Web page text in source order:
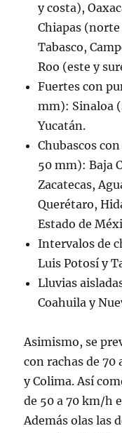
y costa),
Chiapas
Tabasco,
Roo (este y
Fuertes con
mm): Sinaloa
Yucatán.
Chubascos
50 mm): Baja
Zacatecas,
Querétaro,
Estado de
Intervalos de
Luis Potosí y
Lluvias
Coahuila y
Asimismo, se
con rachas de 70
y Colima. Así
de 50 a 70 km/h
Además olas las